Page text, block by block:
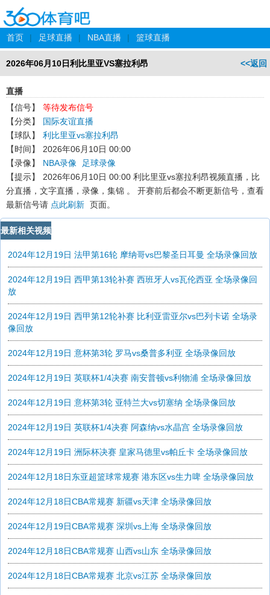
首页 | 足球直播 | NBA直播 | 篮球直播
<<返回
2026年06月10日利比里亚VS塞拉利昂
直播
【信号】
等待发布信号
【分类】
国际友谊直播
【球队】
利比里亚vs塞拉利昂
【时间】
2026年06月10日 00:00
【录像】
NBA录像
足球录像
【提示】
2026年06月10日 00:00 利比里亚vs塞拉利昂视频直播，比
分直播，文字直播，录像，集锦 。 开赛前后都会不断更新信号，查看
最新信号请 点此刷新 页面。
最新相关视频
2024年12月19日 法甲第16轮 摩纳哥vs巴黎圣日耳曼 全场录像回放
2024年12月19日 西甲第13轮补赛 西班牙人vs瓦伦西亚 全场录像回
放
2024年12月19日 西甲第12轮补赛 比利亚雷亚尔vs巴列卡诺 全场录
像回放
2024年12月19日 意杯第3轮 罗马vs桑普多利亚 全场录像回放
2024年12月19日 英联杯1/4决赛 南安普顿vs利物浦 全场录像回放
2024年12月19日 意杯第3轮 亚特兰大vs切塞纳 全场录像回放
2024年12月19日 英联杯1/4决赛 阿森纳vs水晶宫 全场录像回放
2024年12月19日 洲际杯决赛 皇家马德里vs帕丘卡 全场录像回放
2024年12月18日东亚超篮球常规赛 港东区vs生力啤 全场录像回放
2024年12月18日CBA常规赛 新疆vs天津 全场录像回放
2024年12月19日CBA常规赛 深圳vs上海 全场录像回放
2024年12月18日CBA常规赛 山西vs山东 全场录像回放
2024年12月18日CBA常规赛 北京vs江苏 全场录像回放